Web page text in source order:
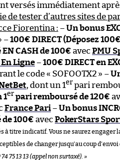
versés immédiatement
de tester d’autres sites de
Fiorentina : –Un bonus
–100€ DIRECT (Déposez
CASH de 100€ avec PMU
Ligne –100€ DIRECT en
le code « SOFOOTX2 » –
, dont un 1er pari
1er pari remboursé de 120€
France Pari–Un bonus
100€ avec PokerStars
à titre indicatif. Vous ne saurez engager
de changer jusqu’au coup d’envoi
75 13 13 (appel non surtaxé). »